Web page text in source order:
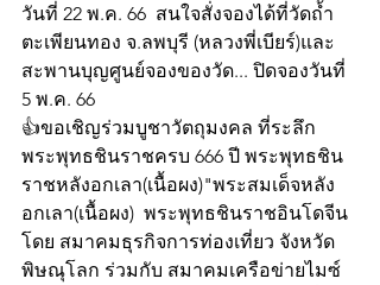
วันที่ 22 พ.ค. 66  สนใจสั่งจองได้ที่วัดถ้ำ
ตะเพียนทอง จ.ลพบุรี (หลวงพี่เบียร์)และ
สะพานบุญศูนย์จองของวัด... ปิดจองวันที่
5 พ.ค. 66
👍ขอเชิญร่วมบูชาวัตถุมงคล ที่ระลึก
พระพุทธชินราชครบ 666 ปี พระพุทธชิน
ราชหลังอกเลา(เนื้อผง)"พระสมเด็จหลัง
อกเลา(เนื้อผง)  พระพุทธชินราชอินโดจีน
โดย สมาคมธุรกิจการท่องเที่ยว จังหวัด
พิษณุโลก ร่วมกับ สมาคมเครือข่ายไมซ์